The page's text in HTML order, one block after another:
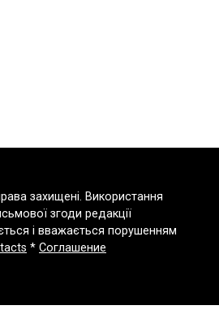
захищені. Використання
згоди редакції
і вважається порушенням
* Соглашение